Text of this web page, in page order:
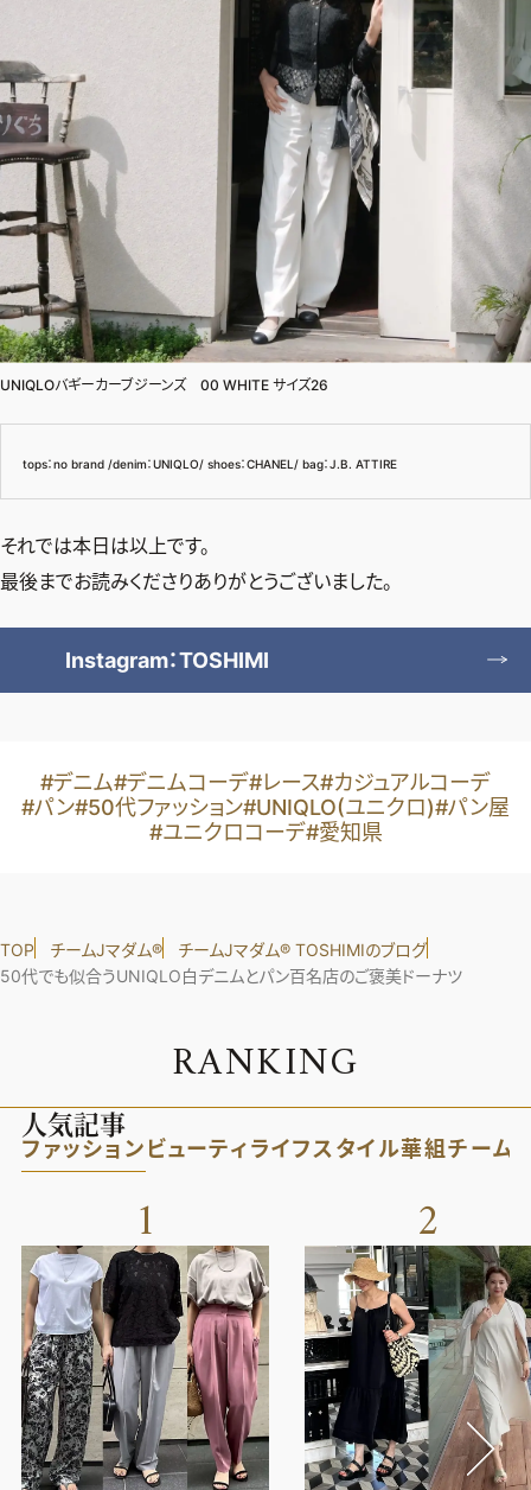
UNIQLOバギーカーブジーンズ 00 WHITE サイズ26
tops：no brand /denim：UNIQLO/ shoes：CHANEL/ bag：J.B. ATTIRE
それでは本日は以上です。
最後までお読みくださりありがとうございました。
Instagram：TOSHIMI
#デニム#デニムコーデ#レース#カジュアルコーデ
#パン#50代ファッション#UNIQLO(ユニクロ)#パン屋
#ユニクロコーデ#愛知県
TOP チームJマダム®︎
チームJマダム®︎ TOSHIMIのブログ
50代でも似合うUNIQLO白デニムとパン百名店のご褒美ドーナツ
RANKING
人気記事
ファッション ビューティライフスタイル華組チーム
1 2